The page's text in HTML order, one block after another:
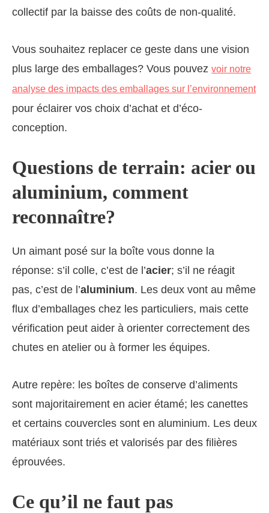
collectif par la baisse des coûts de non-qualité.
Vous souhaitez replacer ce geste dans une vision
plus large des emballages? Vous pouvez voir notre
analyse des impacts des emballages sur l’environnement
pour éclairer vos choix d’achat et d’éco-
conception.
Questions de terrain: acier ou
aluminium, comment
reconnaître?
Un aimant posé sur la boîte vous donne la
réponse: s’il colle, c’est de l’acier; s’il ne réagit
pas, c’est de l’aluminium. Les deux vont au même
flux d’emballages chez les particuliers, mais cette
vérification peut aider à orienter correctement des
chutes en atelier ou à former les équipes.
Autre repère: les boîtes de conserve d’aliments
sont majoritairement en acier étamé; les canettes
et certains couvercles sont en aluminium. Les deux
matériaux sont triés et valorisés par des filières
éprouvées.
Ce qu’il ne faut pas